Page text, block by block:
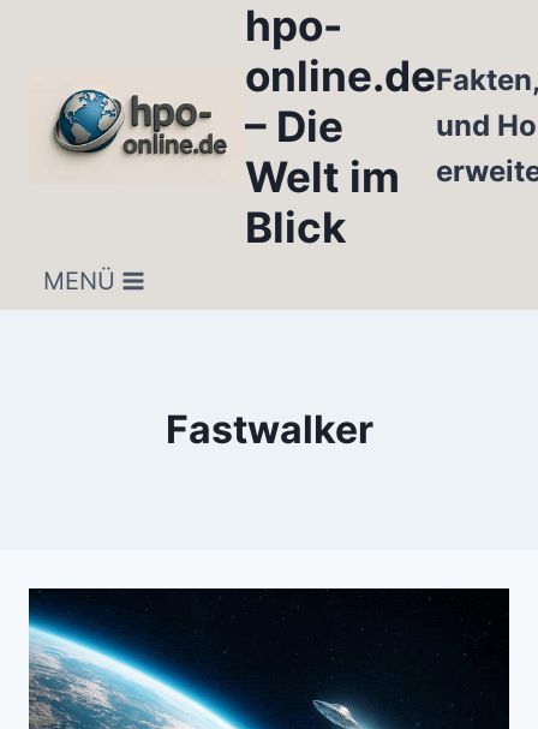
hpo-
online.de
– Die
Welt im
Blick
und
MENÜ
Fastwalker